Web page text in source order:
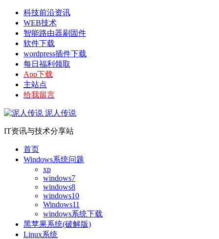
科技前沿资讯
WEB技术
智能路由器刷固件
软件下载
wordpress插件下载
每日福利领取
App下载
主站点
给我留言
泥人传说
IT资讯与技术分享站
首页
Windows系统问题
xp
windows7
windows8
windows10
Windows11
windows系统下载
黑苹果系统(破解版)
Linux系统